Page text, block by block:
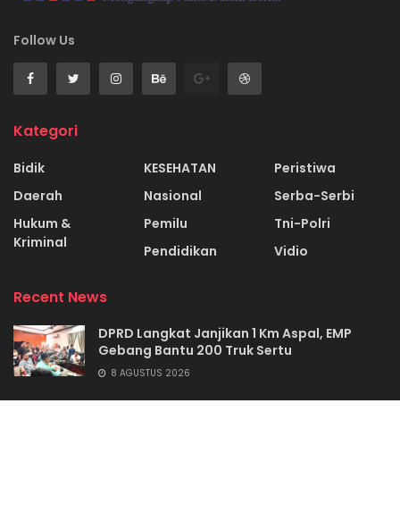
Follow Us
Kategori
Bidik
Daerah
Hukum &
Kriminal
KESEHATAN
Nasional
Pemilu
Pendidikan
Peristiwa
Serba-Serbi
Tni-Polri
Vidio
Recent News
DPRD Langkat Janjikan 1 Km Aspal, EMP
Gebang Bantu 200 Truk Sertu
8 AGUSTUS 2026